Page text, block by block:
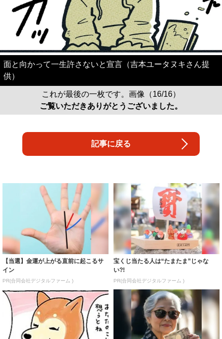
面と向かって一生許さないと宣言（吉本ユータヌキさん提
供）
これが最後の一枚です。画像（16/16）
ご覧いただきありがとうございました。
記事に戻る
【当選】金運が上がる直前に起こるサ
イン
PR(合同会社デジタルファーム )
宝くじ当たる人は“たまたま”じゃな
い?!
PR(合同会社デジタルファーム )